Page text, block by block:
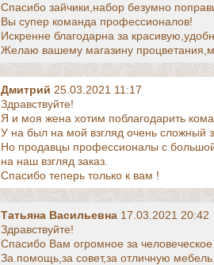
Спасибо зайчики,набор безумно
Вы супер команда профессионалов!
Искренне благодарна за
Желаю вашему магазину
Дмитрий 25.03.2021 11:17
Здравствуйте!
Я и моя жена хотим поблагодарить
У на был на мой взгляд очень сложный
Но продавцы профессионалы с
на наш взгляд заказ.
Спасибо теперь только к вам !
Татьяна Васильевна 17.03.2021 20:42
Здравствуйте!
Спасибо Вам огромное за
За помощь,за совет,за отличную мебель.